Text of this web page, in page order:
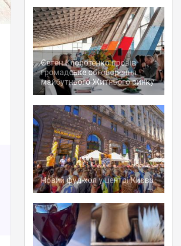
Євген Клопотенко провів
громадське обговорення
майбутнього Житнього ринку
Новий фуд-хол у центрі Києва